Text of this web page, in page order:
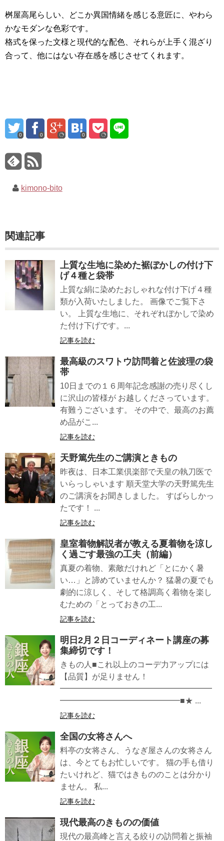
桝屋高尾らしい、どこか異国情緒を感じる意匠に、やわら
かなモダンな色彩です。
格式を保った文様と現代的な配色、それらが上手く混ざり
合って、他にはない存在感を感じさせてくれます。
0 0 0
kimono-bito
関連記事
上質な生地に染めた裾ぼかしの付け下
げ４種と袋帯
上質な絹に染めたおしゃれな付け下げ４種
類が入荷いたしました。 画像でご覧下さ
い。 上質な生地に、それぞれぼかしで染め
た付け下げです。...
記事を読む
最高級のスワトウ訪問着と佐波理の袋
帯
10日までの１６周年記念感謝の売り尽くし
に沢山の皆様が お越しくださっています。
有難うございます。 その中で、最高のお薦
め品がこ...
記事を読む
天野篤先生のご講演ときもの
昨夜は、日本工業倶楽部で天皇の執刀医で
いらっしゃいます 順天堂大学の天野篤先生
のご講演をお聞きしました。 すばらしかっ
たです！ ...
記事を読む
皇室着物解説者が教える夏着物を涼し
く過ごす最強の工夫（前編）
真夏の着物、素敵だけれど「とにかく暑
い…」と諦めていませんか？ 猛暑の夏でも
劇的に涼しく、そして格調高く着物を楽し
むための「とっておきの工...
記事を読む
明日2月２日コーディネート講座の募
集締切です！
きもの人■これ以上のコーデ力アップには
【品質】が足りません！
━━━━━━━━━━━━━━━━━━━
━━━━━━━━━━━━━━━■★ ...
記事を読む
全国の女将さんへ
料亭の女将さん、うなぎ屋さんの女将さん
は、今とてもお忙しいです。 猫の手も借り
たいけれど、猫ではきもののことは分かり
ません。 私...
記事を読む
現代最高のきものの価値
現代の最高峰と言える絞りの訪問着と振袖